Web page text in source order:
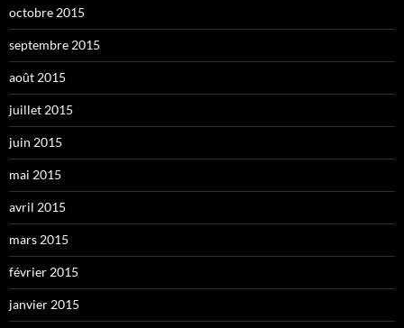
octobre 2015
septembre 2015
août 2015
juillet 2015
juin 2015
mai 2015
avril 2015
mars 2015
février 2015
janvier 2015